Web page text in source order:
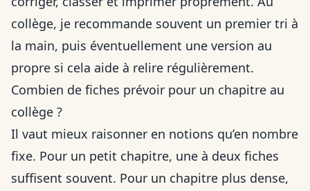
collège, je recommande souvent un premier tri à
la main, puis éventuellement une version au
propre si cela aide à relire régulièrement.
Combien de fiches prévoir pour un chapitre au
collège ?
Il vaut mieux raisonner en notions qu’en nombre
fixe. Pour un petit chapitre, une à deux fiches
suffisent souvent. Pour un chapitre plus dense,